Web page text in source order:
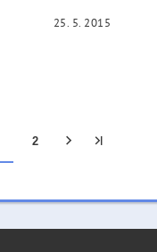
25. 5. 2015
2